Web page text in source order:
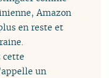
Amazon
en reste et
cette
un